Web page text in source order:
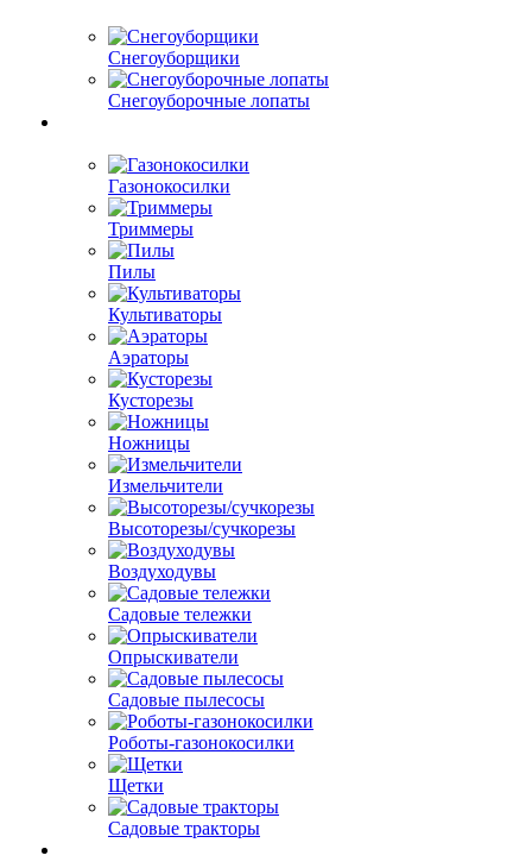
Снегоуборщики
Снегоуборочные лопаты
Газонокосилки
Триммеры
Пилы
Культиваторы
Аэраторы
Кусторезы
Ножницы
Измельчители
Высоторезы/сучкорезы
Воздуходувы
Садовые тележки
Опрыскиватели
Садовые пылесосы
Роботы-газонокосилки
Щетки
Садовые тракторы